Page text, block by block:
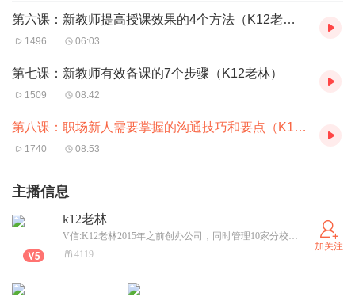
第六课：新教师提高授课效果的4个方法（K12老林）
1496 06:03
第七课：新教师有效备课的7个步骤（K12老林）
1509 08:42
第八课：职场新人需要掌握的沟通技巧和要点（K12老林）
1740 08:53
主播信息
k12老林
V信:K12老林2015年之前创办公司，同时管理10家分校，积累实战管理经验。2015年加入国内最大的上市培训机构，创造了营业额破亿元用时最快的纪录。每周和大家分享教学、招生、运营方面的管理经验。
4119
加关注